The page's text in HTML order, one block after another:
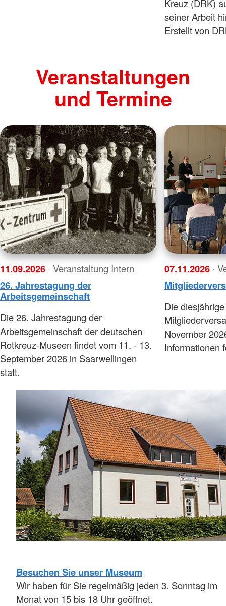
Kreuz (DRK)
seiner Arbeit
Erstellt von
Veranstaltungen
und Termine
11.09.2026 · Veranstaltung Intern
26. Jahrestagung der
Arbeitsgemeinschaft
Die 26. Jahrestagung der
Arbeitsgemeinschaft der deutschen
Rotkreuz-Museen findet vom 11. - 13.
September 2026 in Saarwellingen
statt.
07.11.2026 ·
Die diesjährige
November
Informationen
Besuchen Sie unser Museum
Wir haben für Sie regelmäßig jeden 3. Sonntag im
Monat von 15 bis 18 Uhr geöffnet.